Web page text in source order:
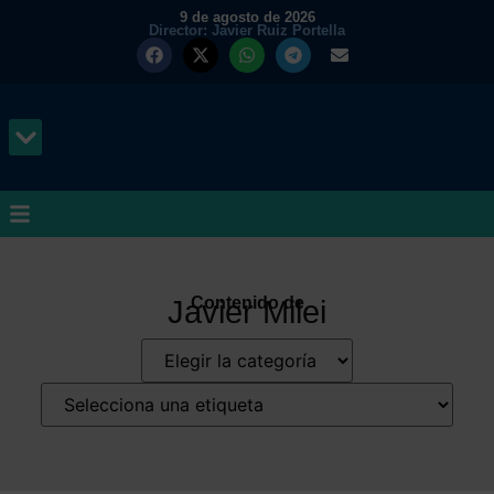
9 de agosto de 2026
Director: Javier Ruiz Portella
Contenido de
Javier Milei